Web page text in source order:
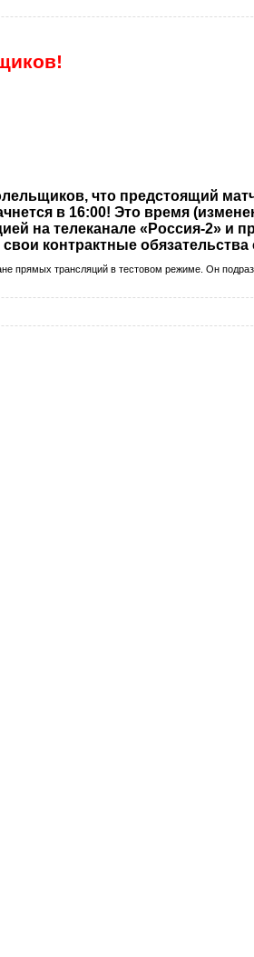
что предстоящий
в 16:00! Это время
на телеканале «Россия-2» и
контрактные
прямых трансляций в тестовом режиме. Он